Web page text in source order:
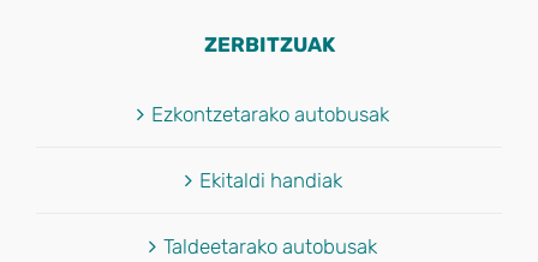
ZERBITZUAK
Ezkontzetarako autobusak
Ekitaldi handiak
Taldeetarako autobusak